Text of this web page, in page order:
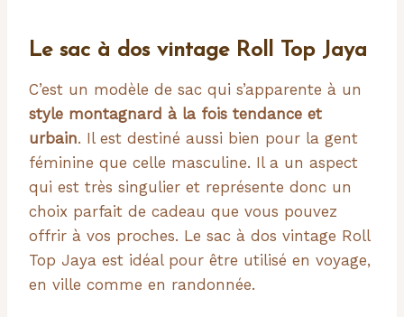
Le sac à dos vintage Roll Top Jaya
C’est un modèle de sac qui s’apparente à un
style montagnard à la fois tendance et
urbain. Il est destiné aussi bien pour la gent
féminine que celle masculine. Il a un aspect
qui est très singulier et représente donc un
choix parfait de cadeau que vous pouvez
offrir à vos proches. Le sac à dos vintage Roll
Top Jaya est idéal pour être utilisé en voyage,
en ville comme en randonnée.